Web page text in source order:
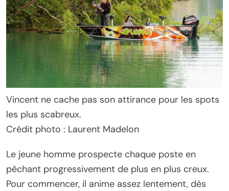
Vincent ne cache pas son attirance pour les spots
les plus scabreux.
Crédit photo : Laurent Madelon
Le jeune homme prospecte chaque poste en
pêchant progressivement de plus en plus creux.
Pour commencer, il anime assez lentement, dès